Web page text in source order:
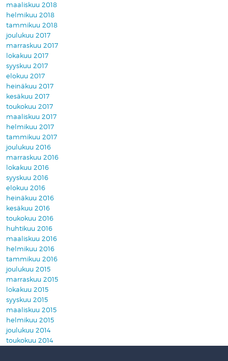
maaliskuu 2018
helmikuu 2018
tammikuu 2018
joulukuu 2017
marraskuu 2017
lokakuu 2017
syyskuu 2017
elokuu 2017
heinäkuu 2017
kesäkuu 2017
toukokuu 2017
maaliskuu 2017
helmikuu 2017
tammikuu 2017
joulukuu 2016
marraskuu 2016
lokakuu 2016
syyskuu 2016
elokuu 2016
heinäkuu 2016
kesäkuu 2016
toukokuu 2016
huhtikuu 2016
maaliskuu 2016
helmikuu 2016
tammikuu 2016
joulukuu 2015
marraskuu 2015
lokakuu 2015
syyskuu 2015
maaliskuu 2015
helmikuu 2015
joulukuu 2014
toukokuu 2014